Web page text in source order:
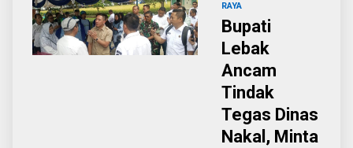
RAYA
Bupati
Lebak
Ancam
Tindak
Tegas Dinas
Nakal, Minta